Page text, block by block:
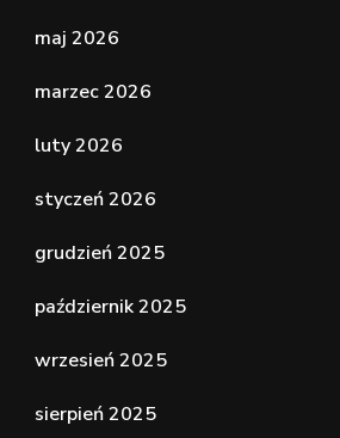
maj 2026
marzec 2026
luty 2026
styczeń 2026
grudzień 2025
październik 2025
wrzesień 2025
sierpień 2025